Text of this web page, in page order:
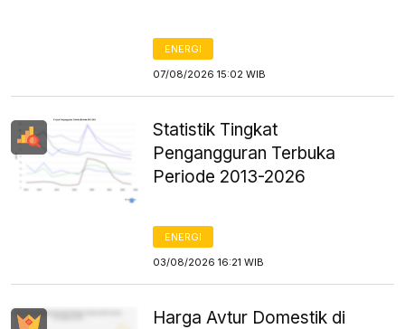
ENERGI
07/08/2026 15:02 WIB
Statistik Tingkat
Pengangguran Terbuka
Periode 2013-2026
ENERGI
03/08/2026 16:21 WIB
Harga Avtur Domestik di